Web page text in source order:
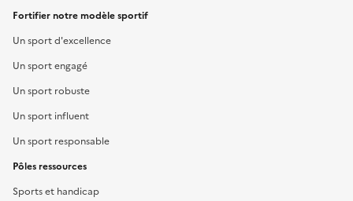
Fortifier notre modèle sportif
Un sport d'excellence
Un sport engagé
Un sport robuste
Un sport influent
Un sport responsable
Pôles ressources
Sports et handicap